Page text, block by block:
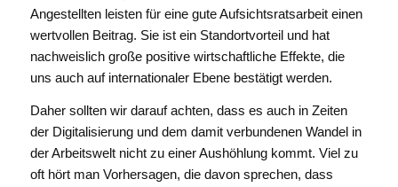
Angestellten leisten für eine gute Aufsichtsratsarbeit einen
wertvollen Beitrag. Sie ist ein Standortvorteil und hat
nachweislich große positive wirtschaftliche Effekte, die
uns auch auf internationaler Ebene bestätigt werden.
Daher sollten wir darauf achten, dass es auch in Zeiten
der Digitalisierung und dem damit verbundenen Wandel in
der Arbeitswelt nicht zu einer Aushöhlung kommt. Viel zu
oft hört man Vorhersagen, die davon sprechen, dass